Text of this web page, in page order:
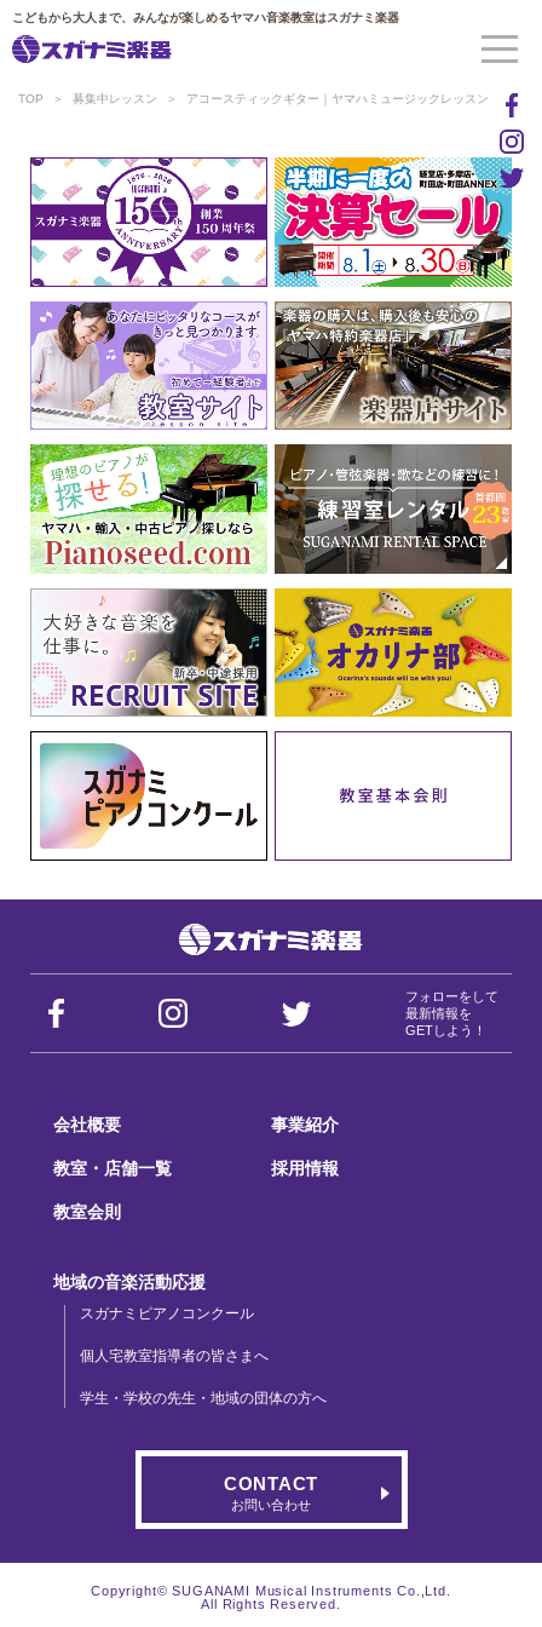
こどもから大人まで、みんなが楽しめるヤマハ音楽教室はスガナミ楽器
TOP 募集中レッスン アコースティックギター｜ヤマハミュージックレッスン
フォローをして
最新情報を
GETしよう！
会社概要 事業紹介
教室・店舗一覧 採用情報
教室会則
地域の音楽活動応援
スガナミピアノコンクール
個人宅教室指導者の皆さまへ
学生・学校の先生・地域の団体の方へ
CONTACT
お問い合わせ
Copyright© SUGANAMI Musical Instruments Co.,Ltd.
All Rights Reserved.